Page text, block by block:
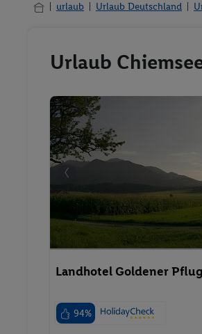
urlaub Urlaub Deutschland
Urlaub
Landhotel Goldener Pflug
94%